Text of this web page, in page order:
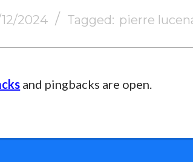
12/2024 Tagged: pierre
and pingbacks are open.